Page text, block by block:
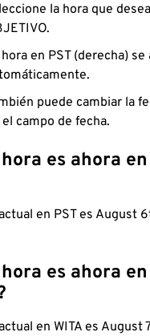
la hora que
hora en PST (derecha)
puede cambiar la
campo de fecha.
hora es ahora
en PST es August
hora es ahora
en WITA es August